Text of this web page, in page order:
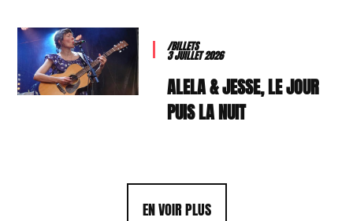
/BILLETS
3 JUILLET 2026
ALELA & JESSE, LE JOUR
PUIS LA NUIT
EN VOIR PLUS